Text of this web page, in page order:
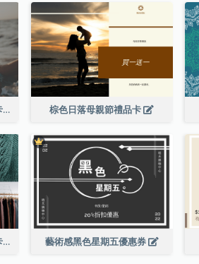
簡單的白色母親節照片禮品卡 棕色日落母親節禮品卡
黑色購物寫真新年促銷禮品卡 藝術感黑色星期五優惠券